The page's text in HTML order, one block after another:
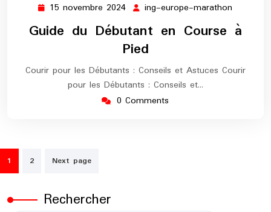
15 novembre 2024 15
novembre
2024
ing-europe-marathon
europe-
marathon
Guide du Débutant en Course à
Pied
Courir pour les Débutants : Conseils et Astuces Courir
pour les Débutants : Conseils et…
0 Comments
Pagination
des
publications
1 2 Next page
Rechercher